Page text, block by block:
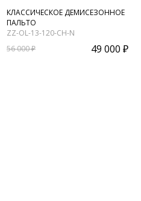
КЛАССИЧЕСКОЕ ДЕМИСЕЗОННОЕ
ПАЛЬТО
ZZ-OL-13-120-CH-N
56 000 ₽
49 000 ₽